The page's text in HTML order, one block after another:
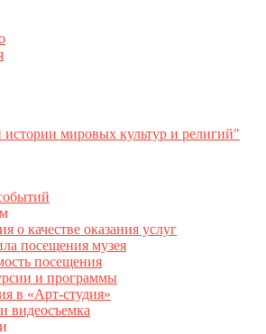
о качестве оказания услуг
посещения музея
посещения
и программы
в «Арт-студия»
видеосъемка